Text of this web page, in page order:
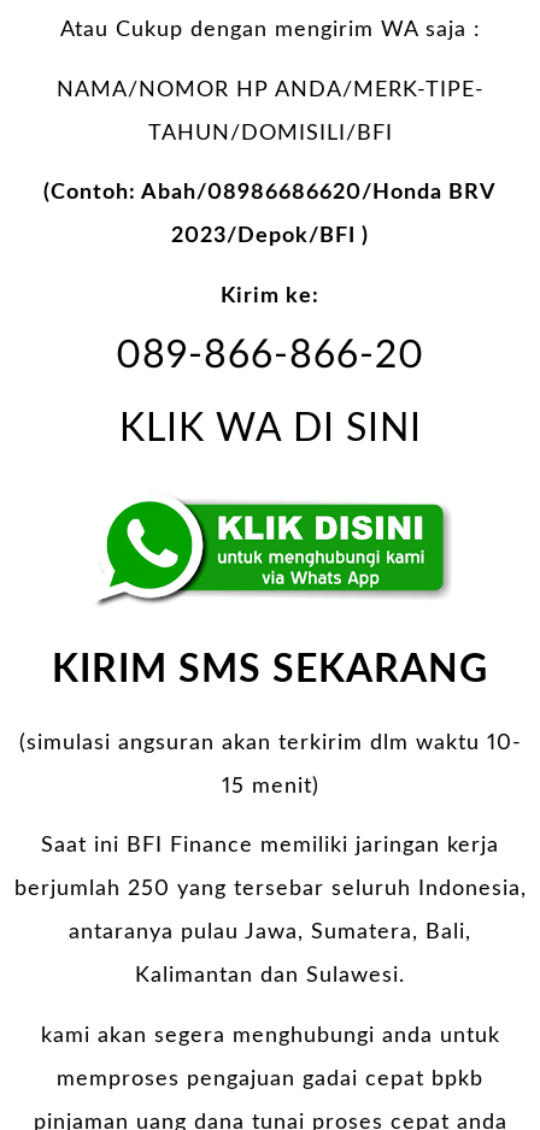
Atau Cukup dengan mengirim WA saja :
NAMA/NOMOR HP ANDA/MERK-TIPE-
TAHUN/DOMISILI/BFI
(Contoh: Abah/08986686620/Honda BRV
2023/Depok/BFI )
Kirim ke:
089-866-866-20
KLIK WA DI SINI
KIRIM SMS SEKARANG
(simulasi angsuran akan terkirim dlm waktu 10-
15 menit)
Saat ini BFI Finance memiliki jaringan kerja
berjumlah 250 yang tersebar seluruh Indonesia,
antaranya pulau Jawa, Sumatera, Bali,
Kalimantan dan Sulawesi.
kami akan segera menghubungi anda untuk
memproses pengajuan gadai cepat bpkb
pinjaman uang dana tunai proses cepat anda